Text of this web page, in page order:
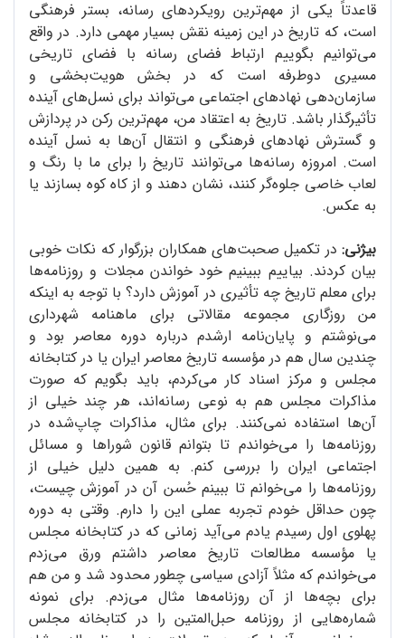
قاعدتاً یکی از مهم‌ترین رویکردهای رسانه، بستر فرهنگی
است، که تاریخ در این زمینه نقش بسیار مهمی دارد. در واقع
می‌توانیم بگوییم ارتباط فضای رسانه با فضای تاریخی
مسیری دو‌طرفه است که در بخش هویت‌بخشی و
سازمان‌دهی نهادهای اجتماعی می‌تواند برای نسل‌های آینده
تأثیرگذار باشد. تاریخ به اعتقاد من، مهم‌ترین رکن در پردازش
و گسترش نهادهای فرهنگی و انتقال آن‌ها به نسل آینده
است. امروزه رسانه‌ها می‌توانند تاریخ را برای ما با رنگ و
لعاب خاصی جلوه‌گر کنند، نشان دهند و از کاه کوه بسازند یا
به عکس.
بیژنی: در تکمیل صحبت‌های همکاران بزرگوار که نکات خوبی
بیان کردند. بیاییم ببینیم خود خواندن مجلات و روزنامه‌ها
برای معلم تاریخ چه تأثیری در آموزش دارد؟ با توجه به اینکه
من روزگاری مجموعه مقالاتی برای ماهنامه شهرداری
می‌نوشتم و پایان‌نامه ارشدم درباره دوره معاصر بود و
چندین سال هم در مؤسسه تاریخ معاصر ایران یا در کتابخانه
مجلس و مرکز اسناد کار می‌کردم، باید بگویم که صورت
مذاکرات مجلس هم به نوعی رسانه‌اند، هر چند خیلی از
آن‌ها استفاده نمی‌کنند. برای مثال، مذاکرات چاپ‌شده در
روزنامه‌ها را می‌خواندم تا بتوانم قانون شوراها و مسائل
اجتماعی ایران را بررسی کنم. به همین دلیل خیلی از
روزنامه‌ها را می‌خوانم تا ببینم حُسن آن در آموزش چیست،
چون حداقل خودم تجربه عملی این را دارم. وقتی به دوره
پهلوی اول رسیدم یادم می‌آید زمانی که در کتابخانه مجلس
یا مؤسسه مطالعات تاریخ معاصر داشتم ورق می‌زدم
می‌خواندم که مثلاً آزادی سیاسی چطور محدود شد و من هم
برای بچه‌ها از آن روزنامه‌ها مثال می‌زدم. برای نمونه
شماره‌هایی از روزنامه حبل‌المتین را در کتابخانه مجلس